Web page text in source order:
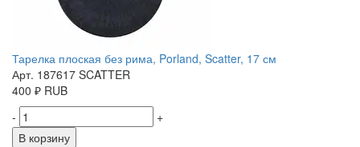
Тарелка плоская без рима, Porland, Scatter, 17 см
Арт. 187617 SCATTER
400 ₽ RUB
-
+
В корзину